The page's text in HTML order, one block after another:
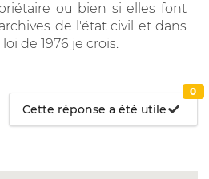
ou bien si elles font
de l'état civil et dans
de 1976 je crois.
Cette réponse a été utile
0